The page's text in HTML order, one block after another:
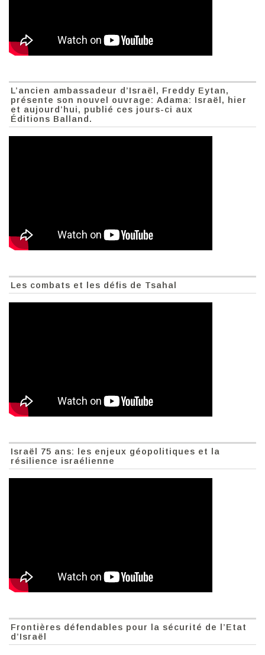
L’ancien ambassadeur d’Israël, Freddy Eytan,
présente son nouvel ouvrage: Adama: Israël, hier
et aujourd’hui, publié ces jours-ci aux
Éditions Balland.
Les combats et les défis de Tsahal
Israël 75 ans: les enjeux géopolitiques et la
résilience israélienne
Frontières défendables pour la sécurité de l’Etat
d’Israël